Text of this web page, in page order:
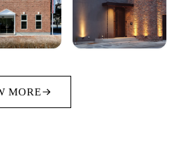
MORE